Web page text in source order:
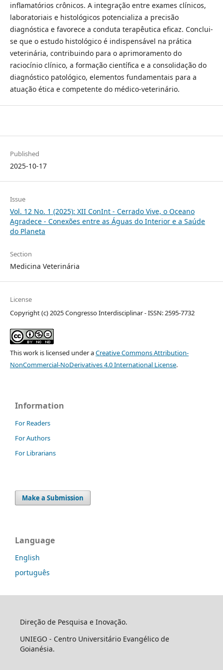
inflamatórios crônicos. A integração entre exames clínicos,
laboratoriais e histológicos potencializa a precisão
diagnóstica e favorece a conduta terapêutica eficaz. Conclui-
se que o estudo histológico é indispensável na prática
veterinária, contribuindo para o aprimoramento do
raciocínio clínico, a formação científica e a consolidação do
diagnóstico patológico, elementos fundamentais para a
atuação ética e competente do médico-veterinário.
Published
2025-10-17
Issue
Vol. 12 No. 1 (2025): XII ConInt - Cerrado Vive, o Oceano
Agradece - Conexões entre as Águas do Interior e a Saúde
do Planeta
Section
Medicina Veterinária
License
Copyright (c) 2025 Congresso Interdisciplinar - ISSN: 2595-7732
This work is licensed under aCreative Commons Attribution-
NonCommercial-NoDerivatives 4.0 International License.
Information
For Readers
For Authors
For Librarians
Make a Submission
Language
English
português
Direção de Pesquisa e Inovação.
UNIEGO - Centro Universitário Evangélico de
Goianésia.